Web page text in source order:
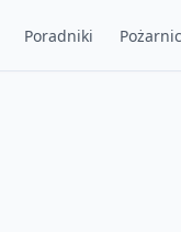
Poradniki